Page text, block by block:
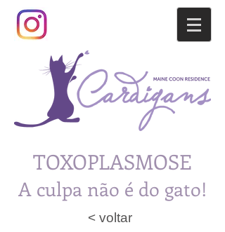
TOXOPLASMOSE
A culpa não é do gato!
< voltar